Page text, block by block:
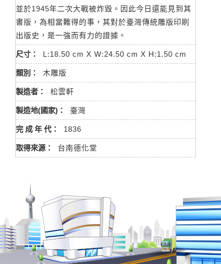
並於1945年二次大戰被炸毀。因此今日還能見到其
書版，為相當難得的事，其對於臺灣傳統雕版印刷
出版史，是一強而有力的證據。
尺寸： L:18.50 cm X W:24.50 cm X H:1.50 cm
類別： 木雕版
製造者： 松雲軒
製造地(國家)： 臺灣
完 成 年 代： 1836
取得來源： 台南德化堂